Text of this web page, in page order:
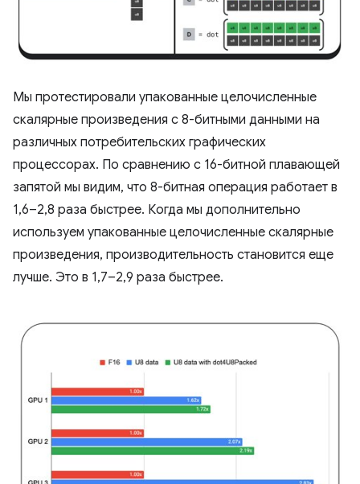
Мы протестировали упакованные целочисленные
скалярные произведения с 8-битными данными на
различных потребительских графических
процессорах. По сравнению с 16-битной плавающей
запятой мы видим, что 8-битная операция работает в
1,6–2,8 раза быстрее. Когда мы дополнительно
используем упакованные целочисленные скалярные
произведения, производительность становится еще
лучше. Это в 1,7–2,9 раза быстрее.